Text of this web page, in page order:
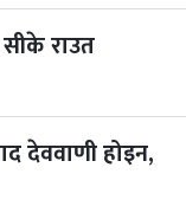
राउत
देववाणी होइन,